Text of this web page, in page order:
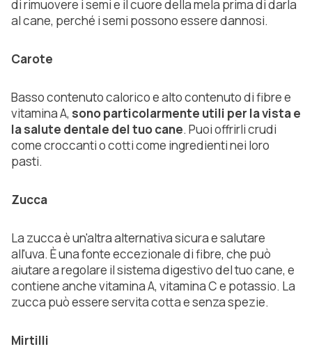
di rimuovere i semi e il cuore della mela prima di darla
al cane, perché i semi possono essere dannosi.
Carote
Basso contenuto calorico e alto contenuto di fibre e
vitamina A, sono particolarmente utili per la vista e
la salute dentale del tuo cane. Puoi offrirli crudi
come croccanti o cotti come ingredienti nei loro
pasti.
Zucca
La zucca è un'altra alternativa sicura e salutare
all'uva. È una fonte eccezionale di fibre, che può
aiutare a regolare il sistema digestivo del tuo cane, e
contiene anche vitamina A, vitamina C e potassio. La
zucca può essere servita cotta e senza spezie.
Mirtilli